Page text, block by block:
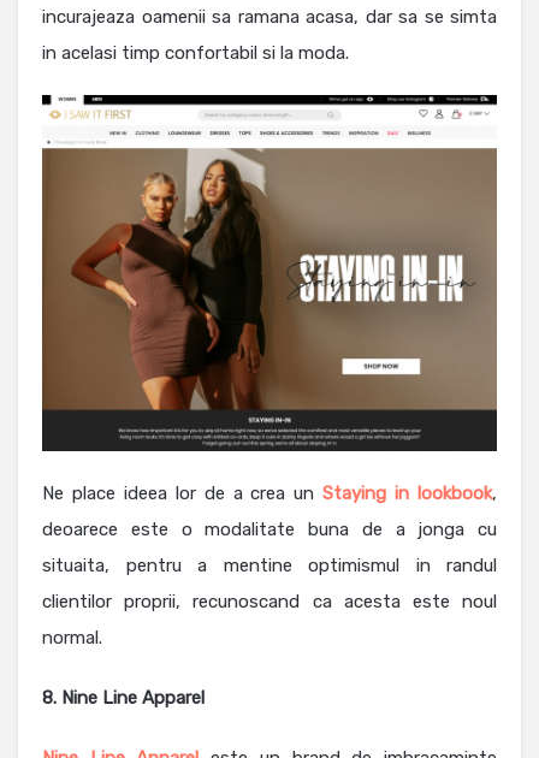
incurajeaza oamenii sa ramana acasa, dar sa se simta
in acelasi timp confortabil si la moda.
Ne place ideea lor de a crea unStaying in lookbook,
deoarece este o modalitate buna de a jonga cu
situaita, pentru a mentine optimismul in randul
clientilor proprii, recunoscand ca acesta este noul
normal.
8. Nine Line Apparel